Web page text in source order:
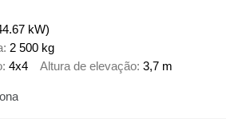
kW)
2 500 kg
4x4 Altura de elevação 3,7 m